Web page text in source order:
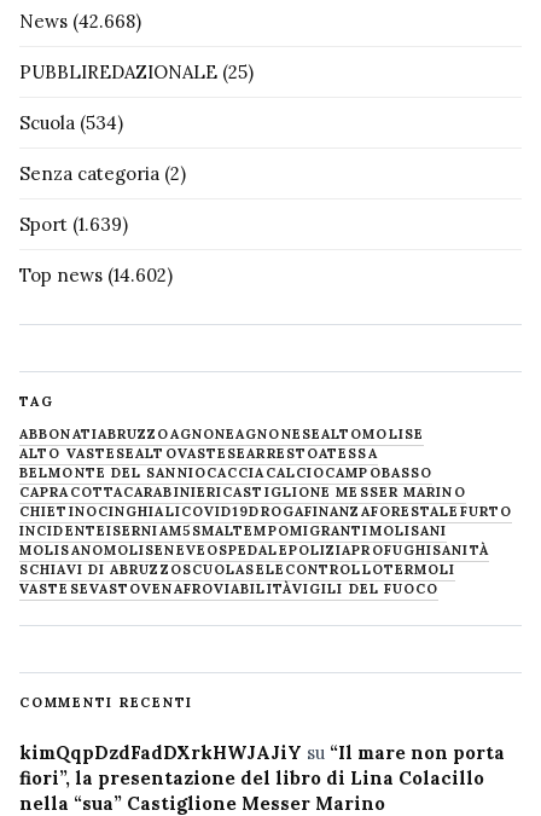
News (42.668)
PUBBLIREDAZIONALE (25)
Scuola (534)
Senza categoria (2)
Sport (1.639)
Top news (14.602)
TAG
ABBONATIABRUZZOAGNONEAGNONESEALTOMOLISE
ALTO VASTESEALTOVASTESEARRESTOATESSA
BELMONTE DEL SANNIOCACCIA CALCIOCAMPOBASSO
CAPRACOTTACARABINIERICASTIGLIONE MESSER MARINO
CHIETINOCINGHIALICOVID19DROGAFINANZAFORESTALE FURTO
INCIDENTEISERNIAM5SMALTEMPOMIGRANTIMOLISANI
MOLISANOMOLISENEVE OSPEDALEPOLIZIAPROFUGHISANITÀ
SCHIAVI DI ABRUZZOSCUOLASELECONTROLLOTERMOLI
VASTESEVASTOVENAFROVIABILITÀVIGILI DEL FUOCO
COMMENTI RECENTI
kimQqpDzdFadDXrkHWJAJiY su “Il mare non porta
fiori”, la presentazione del libro di Lina Colacillo
nella “sua” Castiglione Messer Marino